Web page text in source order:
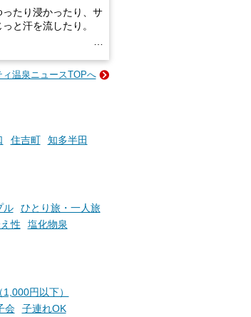
ったり浸かったり、サ
と汗を流したり。
一人でぼんやり過ごす
とはありませんか？
合える、大切な自分
ィ温泉ニュースTOPへ
住吉町
知多半田
ル
ひとり旅・一人旅
性
塩化物泉
円以下）
会 子連れOK